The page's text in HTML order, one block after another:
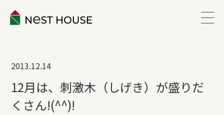
ABOUT
WORKS
2013.12.14
12月は、刺激木（しげき）が盛りだ
くさん!(^^)!